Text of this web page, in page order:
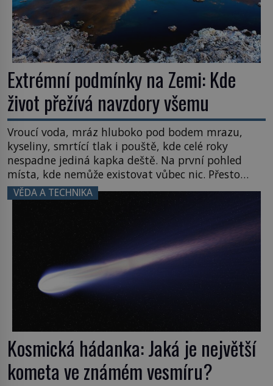
Extrémní podmínky na Zemi: Kde
život přežívá navzdory všemu
Vroucí voda, mráz hluboko pod bodem mrazu,
kyseliny, smrtící tlak i pouště, kde celé roky
nespadne jediná kapka deště. Na první pohled
místa, kde nemůže existovat vůbec nic. Přesto
právě tady vědci objevují organismy, které
posouvají hranice života. Každý nový nález mění
napovídá, kde bychom jednou […]
VĚDA A TECHNIKA
Kosmická hádanka: Jaká je největší
kometa ve známém vesmíru?